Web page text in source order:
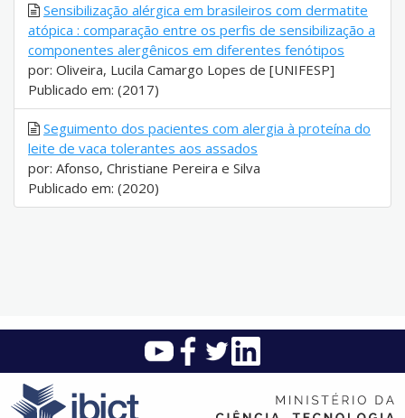
Sensibilização alérgica em brasileiros com dermatite
atópica : comparação entre os perfis de sensibilização a
componentes alergênicos em diferentes fenótipos
por: Oliveira, Lucila Camargo Lopes de [UNIFESP]
Publicado em: (2017)
Seguimento dos pacientes com alergia à proteína do
leite de vaca tolerantes aos assados
por: Afonso, Christiane Pereira e Silva
Publicado em: (2020)